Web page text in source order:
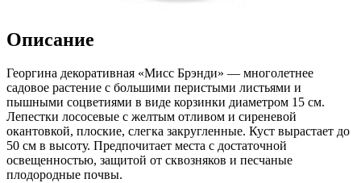
Описание
Георгина декоративная «Мисс Брэнди» — многолетнее
садовое растение с большими перистыми листьями и
пышными соцветиями в виде корзинки диаметром 15 см.
Лепестки лососевые с желтым отливом и сиреневой
окантовкой, плоские, слегка закругленные. Куст вырастает до
50 см в высоту. Предпочитает места с достаточной
освещенностью, защитой от сквозняков и песчаные
плодородные почвы.